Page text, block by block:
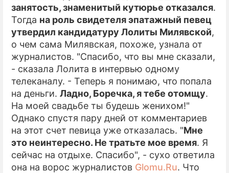
ПРЕСС-РЕЛИЗЫ
О ПРОЕКТЕ
занятость, знаменитый кутюрье отказался.
Тогда на роль свидетеля эпатажный певец
утвердил кандидатуру Лолиты Милявской,
о чем сама Милявская, похоже, узнала от
журналистов. "Спасибо, что вы мне сказали,
- сказала Лолита в интервью одному
телеканалу. - Теперь я понимаю, что попала
на деньги. Ладно, Боречка, я тебе отомщу.
На моей свадьбе ты будешь женихом!"
Однако спустя пару дней от комментариев
на этот счет певица уже отказалась. "Мне
это неинтересно. Не тратьте мое время. Я
сейчас на отдыхе. Спасибо", - сухо ответила
она на ворос журналистов Glomu.Ru. Что